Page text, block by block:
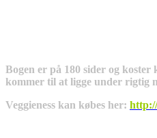
Bogen er på 180 sider og koster
kommer til at ligge under rigtig
Veggieness kan købes her: